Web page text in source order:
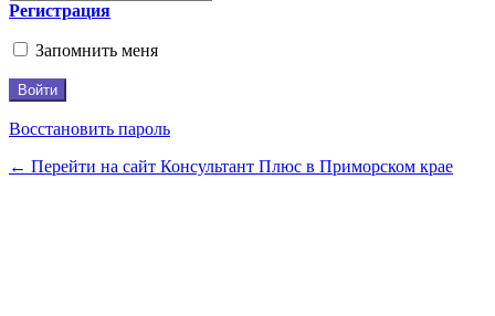
Регистрация
Запомнить меня
Восстановить пароль
← Перейти на сайт Консультант Плюс в Приморском крае